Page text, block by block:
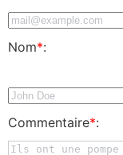
Nom*:
Commentaire*: